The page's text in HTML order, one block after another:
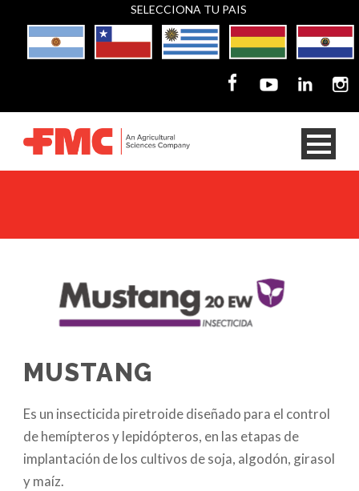
SELECCIONA TU PAIS
MUSTANG
Es un insecticida piretroide diseñado para el control
de hemípteros y lepidópteros, en las etapas de
implantación de los cultivos de soja, algodón, girasol
y maíz.